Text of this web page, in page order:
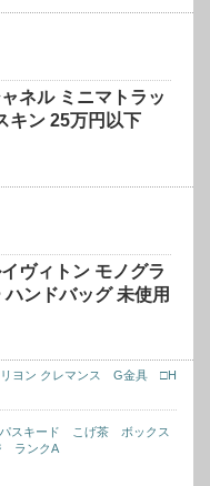
ャネル ミニマトラッ
キン 25万円以下
イヴィトン モノグラ
ハンドバッグ 未使用
ヨン クレマンス G金具 □H
スキード こげ茶 ボックス
ランクA